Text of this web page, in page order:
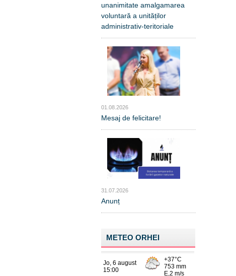
unanimitate amalgamarea
voluntară a unităților
administrativ-teritoriale
01.08.2026
Mesaj de felicitare!
31.07.2026
Anunț
METEO ORHEI